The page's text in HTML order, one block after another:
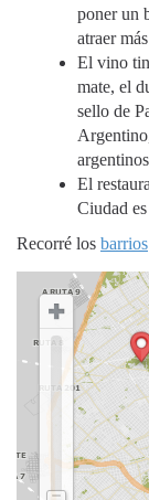
poner un
atraer
El vino
mate, el
sello de
El
Ciudad
Recorré los barrios